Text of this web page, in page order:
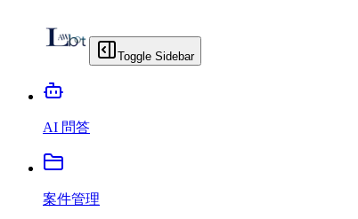
Toggle Sidebar
AI 問答
案件管理